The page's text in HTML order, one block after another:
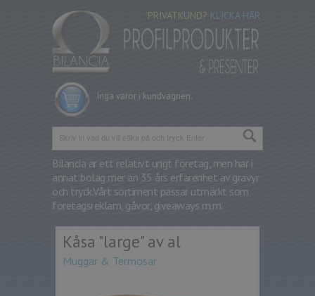
Inga varor i kundvagnen.
PRIVATKUND? KLICKA HÄR
Bilancia är ett relativt ungt företag, men har i
annat bolag mer än 35 års erfarenhet av gravyr
och tryck.Vårt sortiment passar utmärkt som
företagsreklam, gåvor, giveaways m.m.
Kåsa "large" av al
Muggar & Termosar